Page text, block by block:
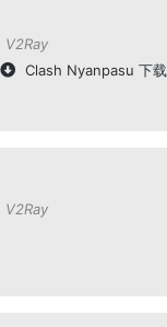
V2Ray
Clash Nyanpasu 下载
V2Ray